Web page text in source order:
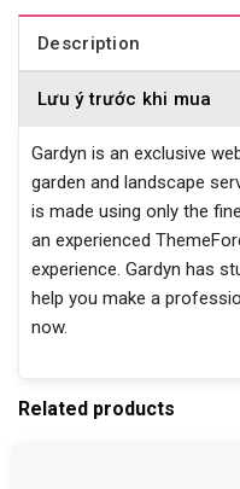
Description
Lưu ý trước khi mua
Gardyn is an exclusive
garden and landscape
is made using only the
an experienced
experience. Gardyn has
help you make a
now.
Related products